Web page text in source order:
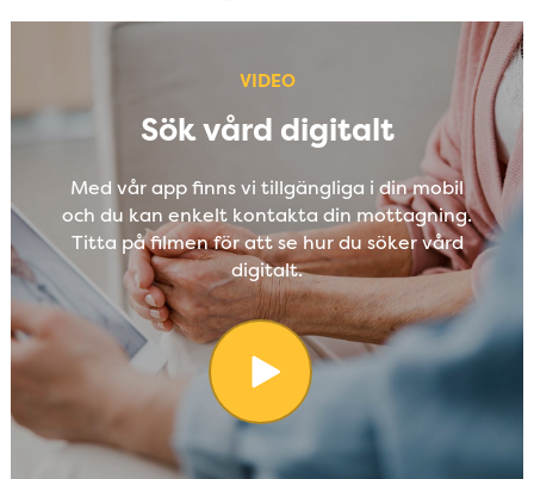
VIDEO
Sök vård digitalt
Med vår app finns vi tillgängliga i din mobil
och du kan enkelt kontakta din mottagning.
Titta på filmen för att se hur du söker vård
digitalt.